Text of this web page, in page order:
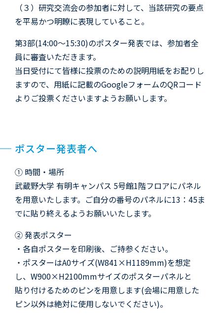
（３）研究交流会の参加者に対して、当該研究の要点
を平易かつ明瞭に表現していること。
第3部(14:00～15:30)のポスター発表では、参加者全
員に審査いただきます。
当日受付にて皆様に投票のための説明用紙をお配りし
ますので、用紙に記載のGoogleフォームのQRコード
よりご投票くださいますようお願いします。
ポスター発表者へ
① 時間・場所
武蔵野大学 有明キャンパス 5号館1階フロアにパネル
を用意いたします。ご自分の番号のパネルに13：45ま
でに貼り終えるようお願いいたします。
② 発表ポスター
・各自ポスターを印刷後、ご持参ください。
・ポスターはA0サイズ(W841×H1189mm)を想定
し、W900×H2100mmサイズのポスターパネルと
貼り付けるためのピンを用意します(会場に用意した
ピン以外は絶対に使用しないでください)。